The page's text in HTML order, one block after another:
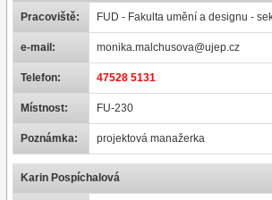
Pracoviště: FUD - Fakulta umění a designu -
e-mail: monika.malchusova@ujep.cz
Telefon: 47528 5131
Místnost: FU-230
Poznámka: projektová manažerka
Karin Pospíchalová